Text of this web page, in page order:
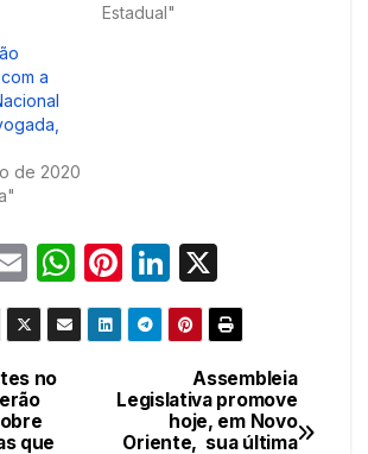
Estadual"
a
de 2020
E
m
ail
W
h
at
Pi
nt
er
st
Li
n
k
dI
Assembleia
Legislativa promove
hoje, em Novo
Oriente, sua última
no
que